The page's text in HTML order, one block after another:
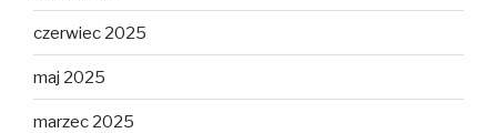
czerwiec 2025
maj 2025
marzec 2025